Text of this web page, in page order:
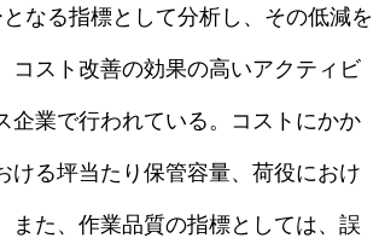
なる指標として分析し、その低減を
コスト改善の効果の高いアクティビ
企業で行われている。コストにかか
ける坪当たり保管容量、荷役におけ
また、作業品質の指標としては、誤